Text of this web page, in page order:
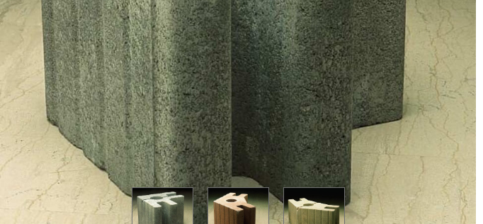
Κράσπεδα - Ρείθρα Εργαλεία - Αξεσουάρ